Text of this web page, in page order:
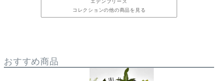
エデンブリーズ
コレクションの他の商品を見る
おすすめ商品